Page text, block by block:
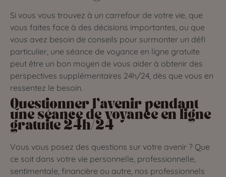
Si vous vous trouvez à un carrefour de votre vie, que
vous faites face à des décisions importantes, ou que
vous avez besoin de conseils pour surmonter un défi
particulier, une séance de voyance en ligne gratuite
peut être un bon moyen de vous aider à obtenir des
perspectives supplémentaires 24h/24, dès que vous en
ressentez le besoin.
Questionner l’avenir pendant
une séance de voyance en ligne
gratuite 24h/24
Vous vous posez des questions sur votre avenir ? Que
ce soit dans votre vie personnelle, professionnelle,
sentimentale, financière ou autre, nos professionnels